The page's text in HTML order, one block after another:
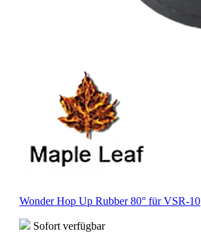
Wonder Hop Up Rubber 80° für VSR-10
Sofort verfügbar